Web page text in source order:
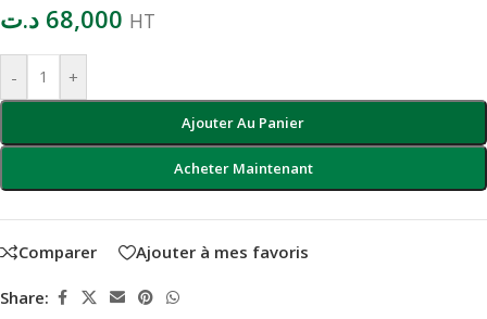
68,000 د.ت HT
- +
Ajouter Au Panier
Acheter Maintenant
Comparer Ajouter à mes favoris
Share: